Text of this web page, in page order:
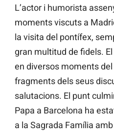
L’actor i humorista
moments viscuts a
la visita del pontífex,
gran multitud de fidels.
en diversos moments
fragments dels seus
salutacions. El punt
Papa a Barcelona ha
a la Sagrada Família